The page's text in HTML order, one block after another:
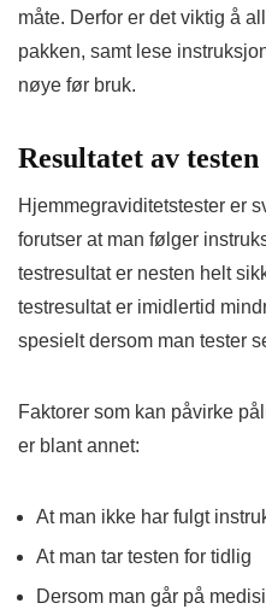
måte. Derfor er det viktig å
pakken, samt lese
nøye før bruk.
Resultatet av testen
Hjemmegraviditetstester er
forutser at man følger
testresultat er nesten helt
testresultat er imidlertid
spesielt dersom man tester
Faktorer som kan påvirke
er blant annet:
At man ikke har fulgt
At man tar testen for tidlig
Dersom man går på